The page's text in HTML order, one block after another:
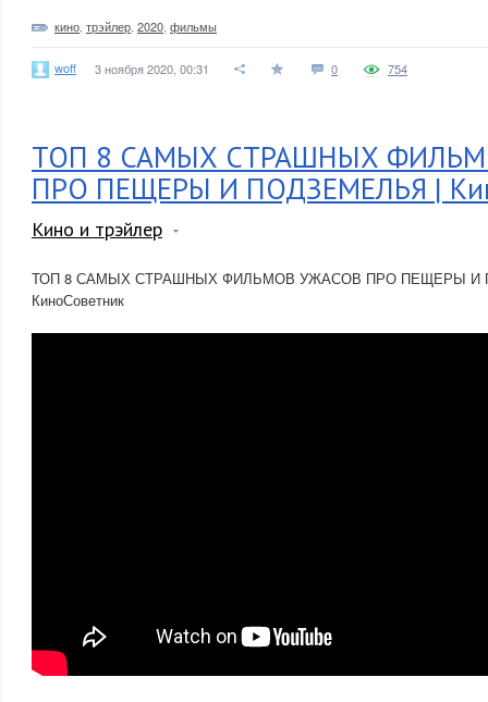
кино трэйлер 2020 фильмы
woff 3 ноября 2020, 00:31 0 754
ТОП 8 САМЫХ СТРАШНЫХ
ПРО ПЕЩЕРЫ И ПОДЗЕМЕЛЬЯ |
Кино и трэйлер
ТОП 8 САМЫХ СТРАШНЫХ ФИЛЬМОВ УЖАСОВ ПРО ПЕЩЕРЫ И
КиноСоветник